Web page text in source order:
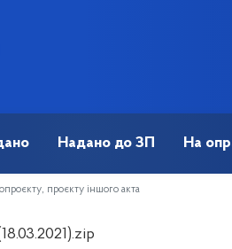
Надано до ЗП На
проєкту іншого акта